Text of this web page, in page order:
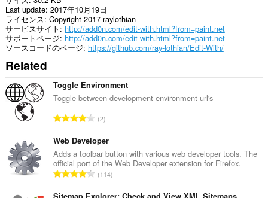
extension
can
create
rich
notifications
and
display
them
to
you
in
the
system
こ
の
拡
Last update 2017年10月19日
ライセンス Copyright 2017 raylothian
サービスサイト http://add0n.com/edit-with.html?from=paint.net
サポートページ http://add0n.com/edit-with.html?from=paint.net
ソースコードのページ https://github.com/ray-lothian/Edit-With/
Related
Toggle Environment
Toggle between development environment url's
評
の
総
数
：
2
Web Developer
Adds a toolbar button with various web developer tools. The
official port of the Web Developer extension for Firefox.
評114